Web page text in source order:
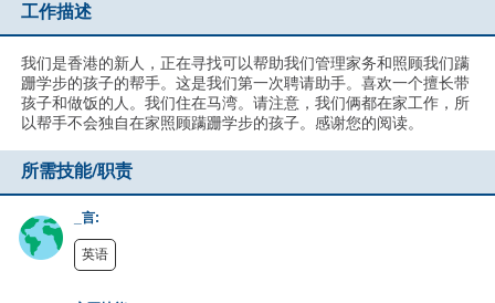
工作描述
我们是香港的新人，正在寻找可以帮助我们管理家务和照顾我们蹒
跚学步的孩子的帮手。这是我们第一次聘请助手。喜欢一个擅长带
孩子和做饭的人。我们住在马湾。请注意，我们俩都在家工作，所
以帮手不会独自在家照顾蹒跚学步的孩子。感谢您的阅读。
所需技能/职责
_言:
英语